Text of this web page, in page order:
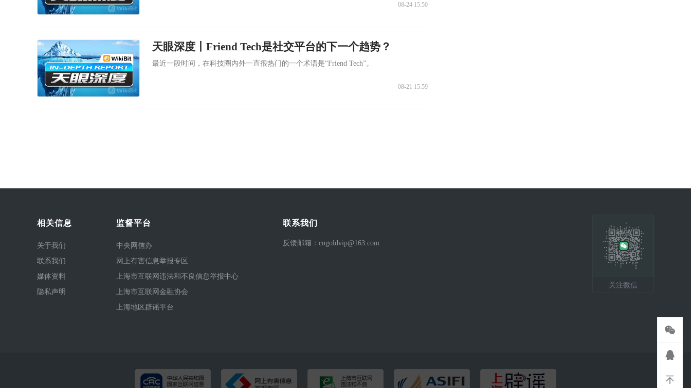
08-24 15:50
天眼深度丨Friend Tech是社交平台的下一个趋势？
最近一段时间，在科技圈内外一直很热门的一个术语是“Friend Tech”。
08-21 15:59
相关信息
关于我们
联系我们
媒体资料
隐私声明
监督平台
中央网信办
网上有害信息举报专区
上海市互联网违法和不良信息举报中心
上海市互联网金融协会
上海地区辟谣平台
联系我们
反馈邮箱：cngoldvip@163.com
关注微信

